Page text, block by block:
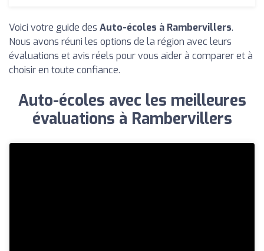
Voici votre guide des Auto-écoles à Rambervillers.
Nous avons réuni les options de la région avec leurs
évaluations et avis réels pour vous aider à comparer et à
choisir en toute confiance.
Auto-écoles avec les meilleures
évaluations à Rambervillers